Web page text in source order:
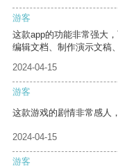
游客
这款app的功能非常强大
编辑文档、制作演示文稿
2024-04-15
游客
这款游戏的剧情非常感人
2024-04-15
游客